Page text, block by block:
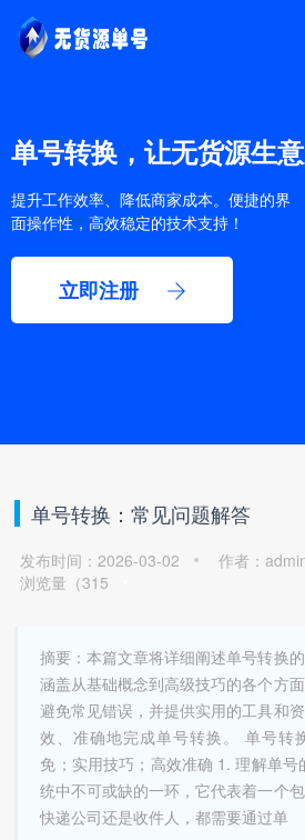
单号转换，让无货源生
提升工作效率、降低商家成本。便捷的界
面操作性，高效稳定的技术支持！
立即注册
单号转换：常见问题解答
发布时间：2026-03-02 作者：
浏览量（315
摘要：本篇文章将详细阐述单号转换
涵盖从基础概念到高级技巧的各个方
避免常见错误，并提供实用的工具和
效、准确地完成单号转换。 单号转
免；实用技巧；高效准确 1. 理解单
统中不可或缺的一环，它代表着一个
快递公司还是收件人，都需要通过单